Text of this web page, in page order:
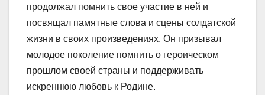
продолжал помнить свое участие в ней и
посвящал памятные слова и сцены солдатской
жизни в своих произведениях. Он призывал
молодое поколение помнить о героическом
прошлом своей страны и поддерживать
искреннюю любовь к Родине.